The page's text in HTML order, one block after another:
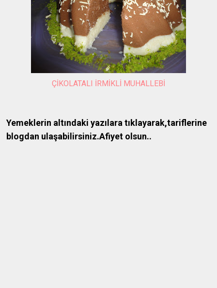
ÇİKOLATALI İRMİKLİ MUHALLEBİ
Yemeklerin altındaki yazılara tıklayarak,tariflerine
blogdan ulaşabilirsiniz.Afiyet olsun..